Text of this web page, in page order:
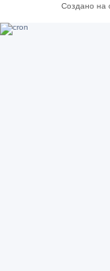
Создано на